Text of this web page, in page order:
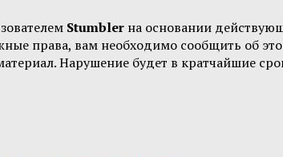
Stumbler на основании
права, вам необходимо сообщить об
Нарушение будет в кратчайшие